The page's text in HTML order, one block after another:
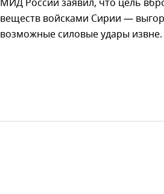
МИД России заявил, что цель
веществ войсками Сирии —
возможные силовые удары извне.